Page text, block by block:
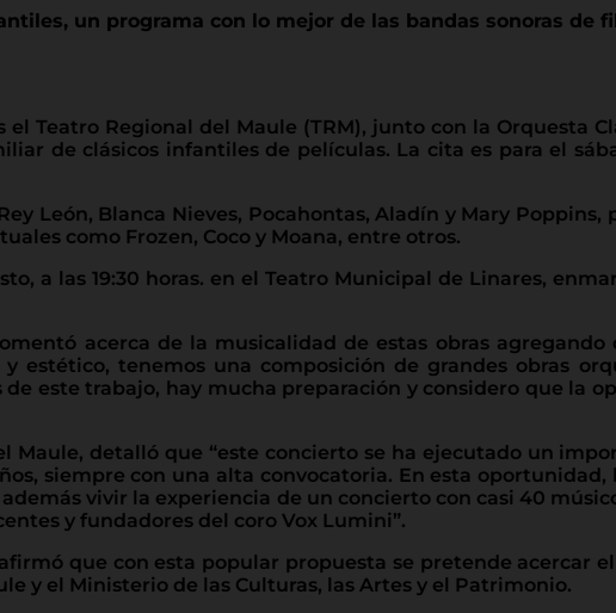
un programa con lo mejor de las bandas sonoras de
Teatro Regional del Maule (TRM), junto con la Orquesta
de clásicos infantiles de películas. La cita es para el
León, Blanca Nieves, Pocahontas, Aladín y Mary
como Frozen, Coco y Moana, entre otros.
a las 19:30 horas. en el Teatro Municipal de Linares,
acerca de la musicalidad de estas obras
tenemos una composición de grandes obras
este trabajo, hay mucha preparación y considero que la
Maule, detalló que “este concierto se ha ejecutado un
siempre con una alta convocatoria. En esta
vivir la experiencia de un concierto con casi 40
y fundadores del coro Vox Lumini”.
que con esta popular propuesta se pretende acercar
y el Ministerio de las Culturas, las Artes y el Patrimonio.